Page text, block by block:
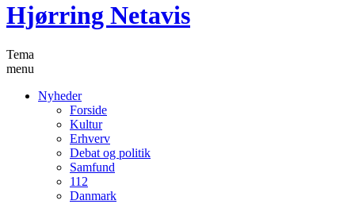
Hjørring Netavis
Tema
menu
Nyheder
Forside
Kultur
Erhverv
Debat og politik
Samfund
112
Danmark